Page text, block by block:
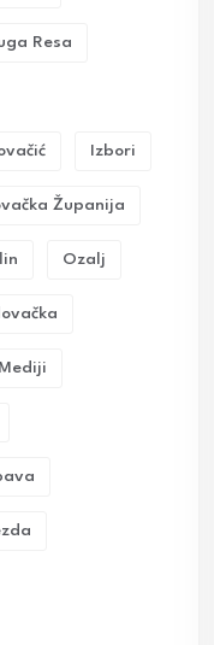
Resa
Izbori
Županija
Ozalj